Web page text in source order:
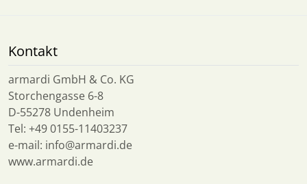
Kontakt
armardi GmbH & Co. KG
Storchengasse 6-8
D-55278 Undenheim
Tel: +49 0155-11403237
e-mail: info@armardi.de
www.armardi.de